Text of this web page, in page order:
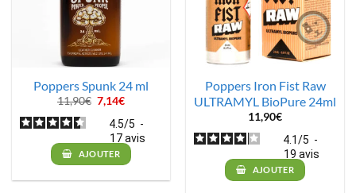
Poppers Spunk 24 ml
11,90€ Le
prix
initial
était :
11,90€.
7,14€Le
actuel
est :
7,14€.
4.5/5 -
17avis
AJOUTER
Poppers Iron Fist Raw
ULTRAMYL BioPure 24ml
11,90€
4.1/5 -
19 avis
AJOUTER